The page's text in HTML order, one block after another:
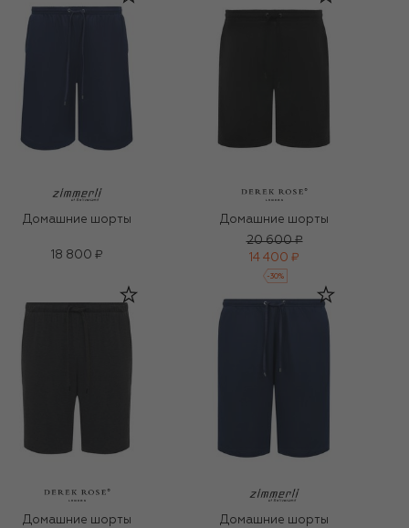
Домашние шорты
18 800 ₽
Домашние шорты
20 600 ₽
14 400 ₽
-30%
Домашние шорты
Домашние шорты